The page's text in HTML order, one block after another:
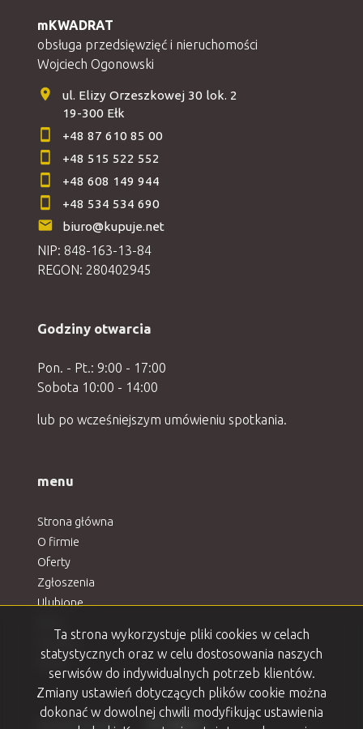
mKWADRAT
obsługa przedsięwzięć i nieruchomości
Wojciech Ogonowski
ul. Elizy Orzeszkowej 30 lok. 2
19-300 Ełk
+48 87 610 85 00
+48 515 522 552
+48 608 149 944
+48 534 534 690
biuro@kupuje.net
NIP: 848-163-13-84
REGON: 280402945
Godziny otwarcia
Pon. - Pt.: 9:00 - 17:00
Sobota 10:00 - 14:00
lub po wcześniejszym umówieniu spotkania.
menu
Strona główna
O firmie
Oferty
Zgłoszenia
Ulubione
Kontakt
Rodo
social media Facebook
Facebook
Facebook
Facebook
Facebook
Ta strona wykorzystuje pliki cookies w celach
statystycznych oraz w celu dostosowania naszych
serwisów do indywidualnych potrzeb klientów.
Zmiany ustawień dotyczących plików cookie można
dokonać w dowolnej chwili modyfikując ustawienia